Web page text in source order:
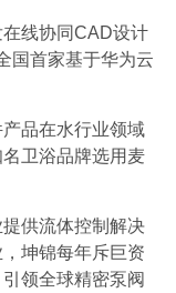
线协同CAD设计
国首家基于华为云
品在水行业领域
卫浴品牌选用麦
供流体控制解决
坤锦每年斥巨资
领全球精密泵阀